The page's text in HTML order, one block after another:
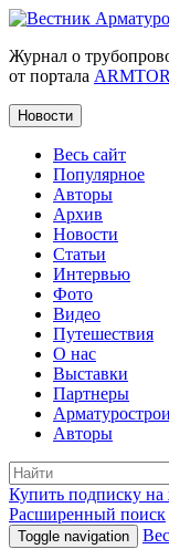
Журнал о
от портала
Новости
Весь сайт
Популярное
Авторы
Архив
Новости
Статьи
Интервью
Фото
Видео
Путешествия
О нас
Выставки
Партнеры
Авторы
Купить подписку
Расширенный поиск
Toggle navigation